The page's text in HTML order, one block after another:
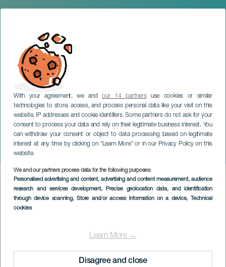
With your agreement, we andour 14 partnersuse cookies or similar
technologies to store, access, and process personal data like your visit on this
website, IP addresses and cookie identifiers. Some partners do not ask for your
consent to process your data and rely on their legitimate business interest. You
can withdraw your consent or object to data processing based on legitimate
interest at any time by clicking on “Learn More” or in our Privacy Policy on this
website.
We and our partners process data for the following purposes:
Personalised advertising and content, advertising and content measurement, audience
research and services development, Precise geolocation data, and identification
through device scanning, Store and/or access information on a device, Technical
cookies
Learn More →
Disagree and close
Beefeater Xmas Market
GRAN CANARIA
Imagen
Listado